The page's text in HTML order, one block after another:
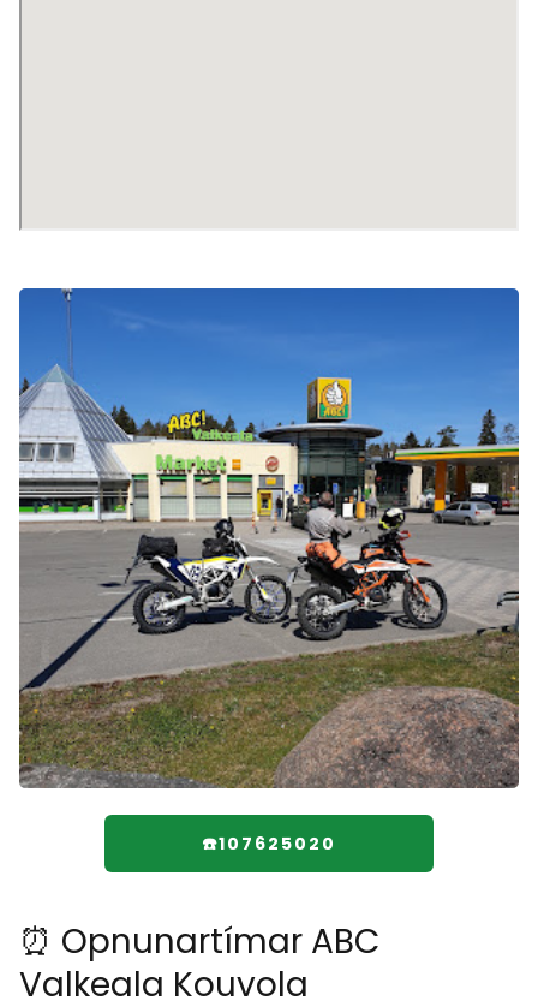
☎️107625020
⏰ Opnunartímar ABC
Valkeala Kouvola